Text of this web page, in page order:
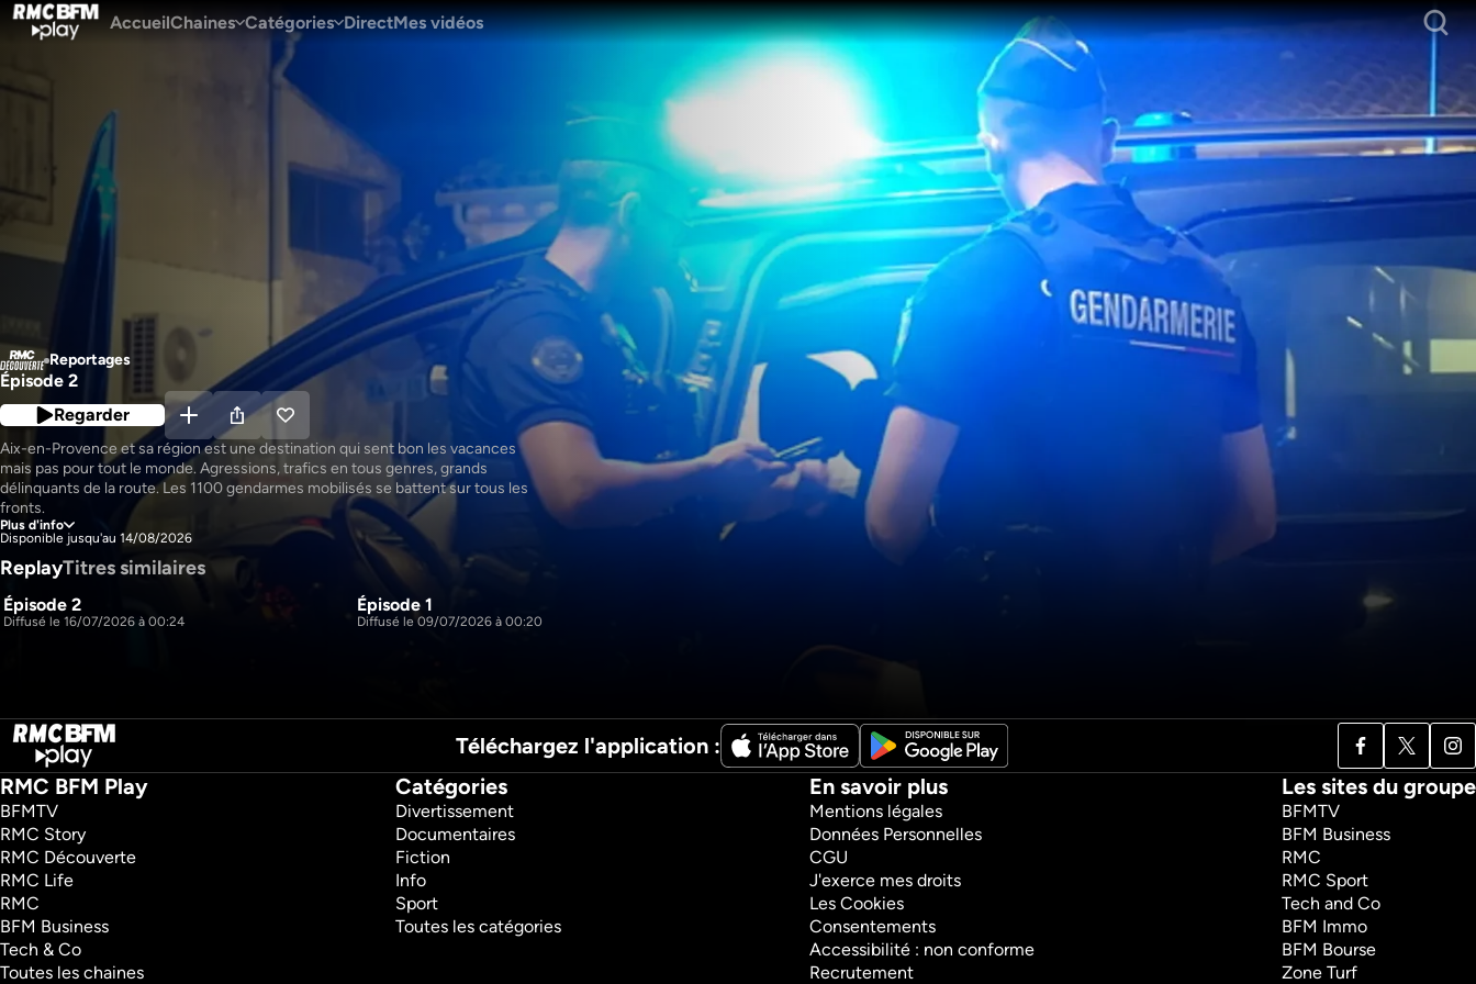
Reportages
Épisode 2
Regarder
Aix-en-Provence et sa région est une destination qui sent bon les vacances
mais pas pour tout le monde. Agressions, trafics en tous genres, grands
délinquants de la route. Les 1100 gendarmes mobilisés se battent sur tous les
fronts.
Plus d'info
Disponible jusqu'au 14/08/2026
ReplayTitres similaires
S1 E2
Épisode 2
Diffusé le 16/07/2026 à 00:24 2H9M
Épisode 1
Diffusé le 09/07/2026 à 00:20
AccueilChaines Catégories DirectMes vidéos
Téléchargez l'application :
RMC BFM Play
BFMTV
RMC Story
RMC Découverte
RMC Life
RMC
BFM Business
Tech & Co
Toutes les chaines
Catégories
Divertissement
Documentaires
Fiction
Info
Sport
Toutes les catégories
En savoir plus
Mentions légales
Données Personnelles
CGU
J'exerce mes droits
Les Cookies
Consentements
Accessibilité : non conforme
Recrutement
Les sites du groupe
BFMTV
BFM Business
RMC
RMC Sport
Tech and Co
BFM Immo
BFM Bourse
Zone Turf